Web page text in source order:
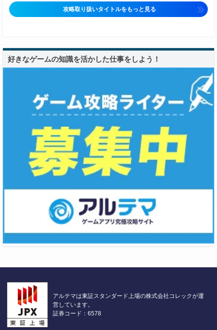
攻略取り扱いタイトルをもっと見る
好きなゲームの知識を活かした仕事をしよう！
アルテマは東証スタンダード上場の株式会社コレックが運
営しています。
証券コード：6578